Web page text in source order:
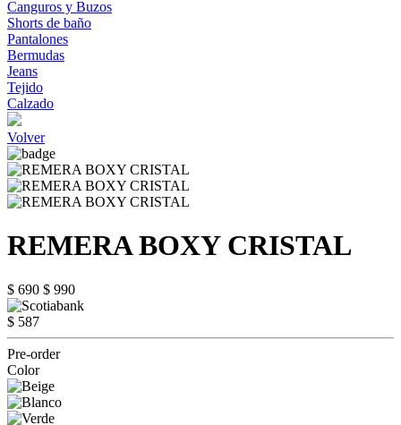
Canguros y Buzos
Shorts de baño
Pantalones
Bermudas
Jeans
Tejido
Calzado
Volver
REMERA BOXY CRISTAL
$ 690 $ 990
$ 587
Pre-order
Color